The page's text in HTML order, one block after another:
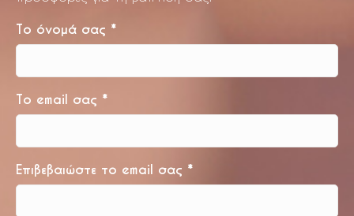
Το όνομά σας *
Το email σας *
Επιβεβαιώστε το email σας *